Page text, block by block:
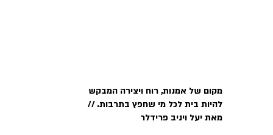
מקום של אמנות, רוח ויצירה המבקש
להיות בית לכל מי שחפץ בתרבות. //
מאת יעל ויניב פרידלר